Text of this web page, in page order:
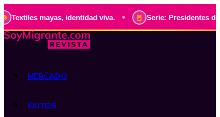
mayas, identidad viva. • Serie: Presidentes de
MERCADO
ÉXITOS